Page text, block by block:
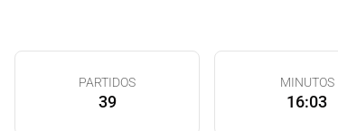
PARTIDOS
39
MINUTOS
16:03